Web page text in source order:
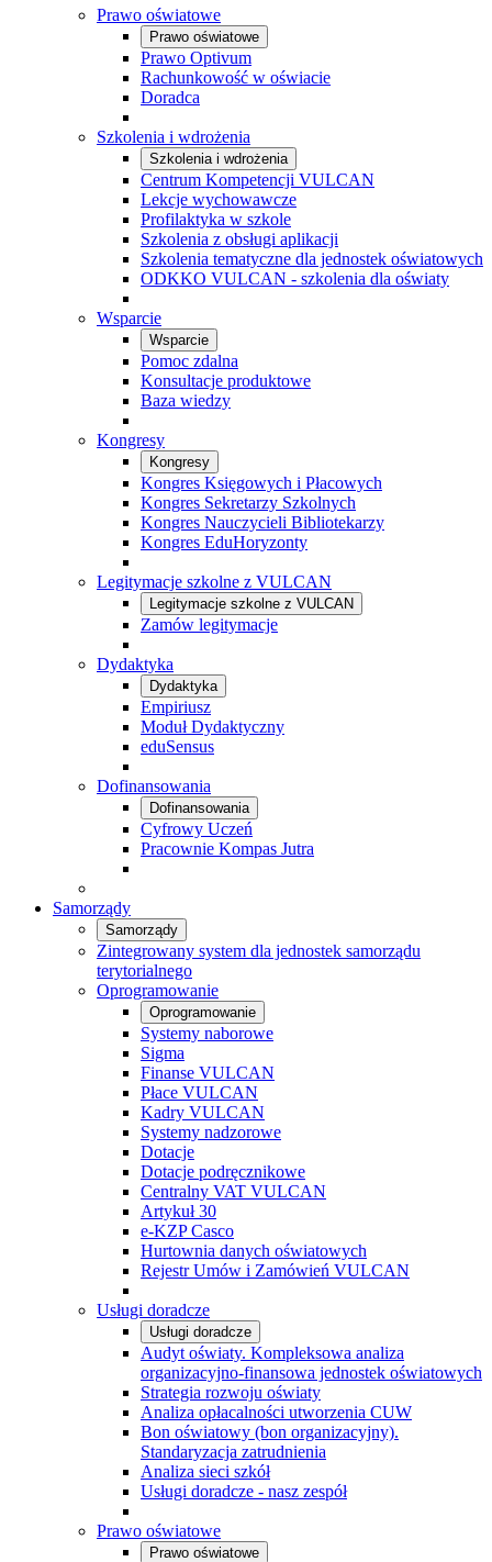
Prawo oświatowe
Prawo oświatowe
Prawo Optivum
Rachunkowość w oświacie
Doradca
Szkolenia i wdrożenia
Szkolenia i wdrożenia
Centrum Kompetencji VULCAN
Lekcje wychowawcze
Profilaktyka w szkole
Szkolenia z obsługi aplikacji
Szkolenia tematyczne dla jednostek oświatowych
ODKKO VULCAN - szkolenia dla oświaty
Wsparcie
Wsparcie
Pomoc zdalna
Konsultacje produktowe
Baza wiedzy
Kongresy
Kongresy
Kongres Księgowych i Płacowych
Kongres Sekretarzy Szkolnych
Kongres Nauczycieli Bibliotekarzy
Kongres EduHoryzonty
Legitymacje szkolne z VULCAN
Legitymacje szkolne z VULCAN
Zamów legitymacje
Dydaktyka
Dydaktyka
Empiriusz
Moduł Dydaktyczny
eduSensus
Dofinansowania
Dofinansowania
Cyfrowy Uczeń
Pracownie Kompas Jutra
Samorządy
Samorządy
Zintegrowany system dla jednostek samorządu
terytorialnego
Oprogramowanie
Oprogramowanie
Systemy naborowe
Sigma
Finanse VULCAN
Płace VULCAN
Kadry VULCAN
Systemy nadzorowe
Dotacje
Dotacje podręcznikowe
Centralny VAT VULCAN
Artykuł 30
e-KZP Casco
Hurtownia danych oświatowych
Rejestr Umów i Zamówień VULCAN
Usługi doradcze
Usługi doradcze
Audyt oświaty. Kompleksowa analiza
organizacyjno-finansowa jednostek oświatowych
Strategia rozwoju oświaty
Analiza opłacalności utworzenia CUW
Bon oświatowy (bon organizacyjny).
Standaryzacja zatrudnienia
Analiza sieci szkół
Usługi doradcze - nasz zespół
Prawo oświatowe
Prawo oświatowe